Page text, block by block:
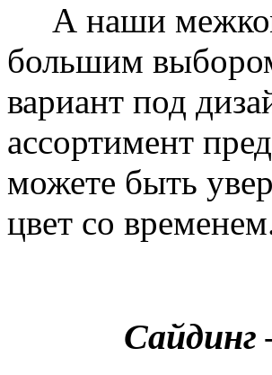
А наши
большим
вариант под
ассортимент
можете быть
цвет со
Сайдинг